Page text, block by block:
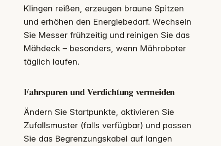
Klingen reißen, erzeugen braune Spitzen
und erhöhen den Energiebedarf. Wechseln
Sie Messer frühzeitig und reinigen Sie das
Mähdeck – besonders, wenn Mähroboter
täglich laufen.
Fahrspuren und Verdichtung vermeiden
Ändern Sie Startpunkte, aktivieren Sie
Zufallsmuster (falls verfügbar) und passen
Sie das Begrenzungskabel auf langen